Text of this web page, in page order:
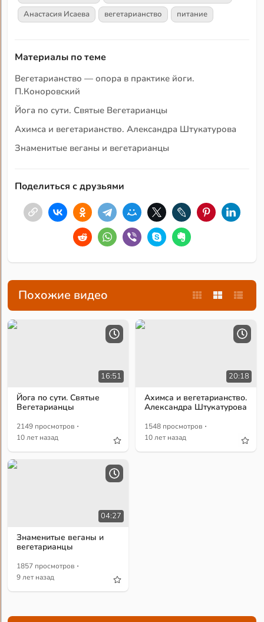
Анастасия Исаева
вегетарианство питание
Материалы по теме
Вегетарианство — опора в практике йоги.
П.Коноровский
Йога по сути. Святые Вегетарианцы
Ахимса и вегетарианство. Александра Штукатурова
Знаменитые веганы и вегетарианцы
Поделиться с друзьями
Похожие видео
16:51
Йога по сути. Святые
Вегетарианцы
2149 просмотров ·
10 лет назад
20:18
Ахимса и вегетарианство.
Александра Штукатурова
1548 просмотров ·
10 лет назад
04:27
Знаменитые веганы и
вегетарианцы
1857 просмотров ·
9 лет назад